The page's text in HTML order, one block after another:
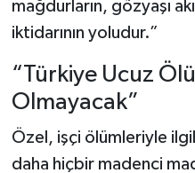
mağdurların, gözyaşı
iktidarının yoludur.”
“Türkiye Ucuz
Olmayacak”
Özel, işçi ölümleriyle
daha hiçbir madenci